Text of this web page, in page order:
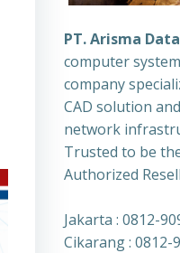
PT. Arisma
computer
company
CAD solution
network
Trusted to be
Authorized
Jakarta : 0812-
Cikarang : 0812-